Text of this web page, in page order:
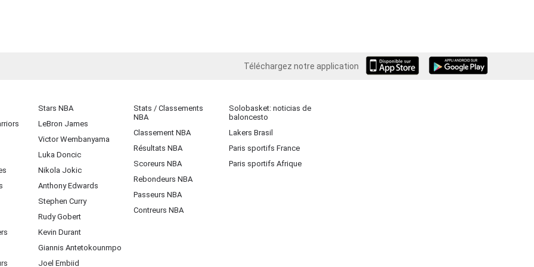
Téléchargez notre application
iOS Android
Stars NBA
LeBron James
Victor Wembanyama
Luka Doncic
Nikola Jokic
Anthony Edwards
Stephen Curry
Rudy Gobert
Kevin Durant
Giannis Antetokounmpo
Joel Embiid
Stats / Classements
NBA
Classement NBA
Résultats NBA
Scoreurs NBA
Rebondeurs NBA
Passeurs NBA
Contreurs NBA
Solobasket: noticias de
baloncesto
Lakers Brasil
Paris sportifs France
Paris sportifs Afrique